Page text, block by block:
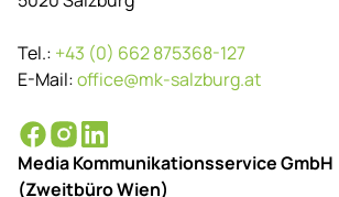
Tel.: +43 (0) 662 875368-127
E-Mail:office@mk-salzburg.at
Media Kommunikationsservice GmbH
(Zweitbüro Wien)